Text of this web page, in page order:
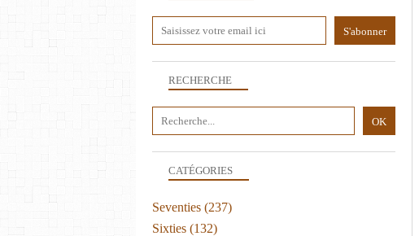
RECHERCHE
CATÉGORIES
Seventies (237)
Sixties (132)